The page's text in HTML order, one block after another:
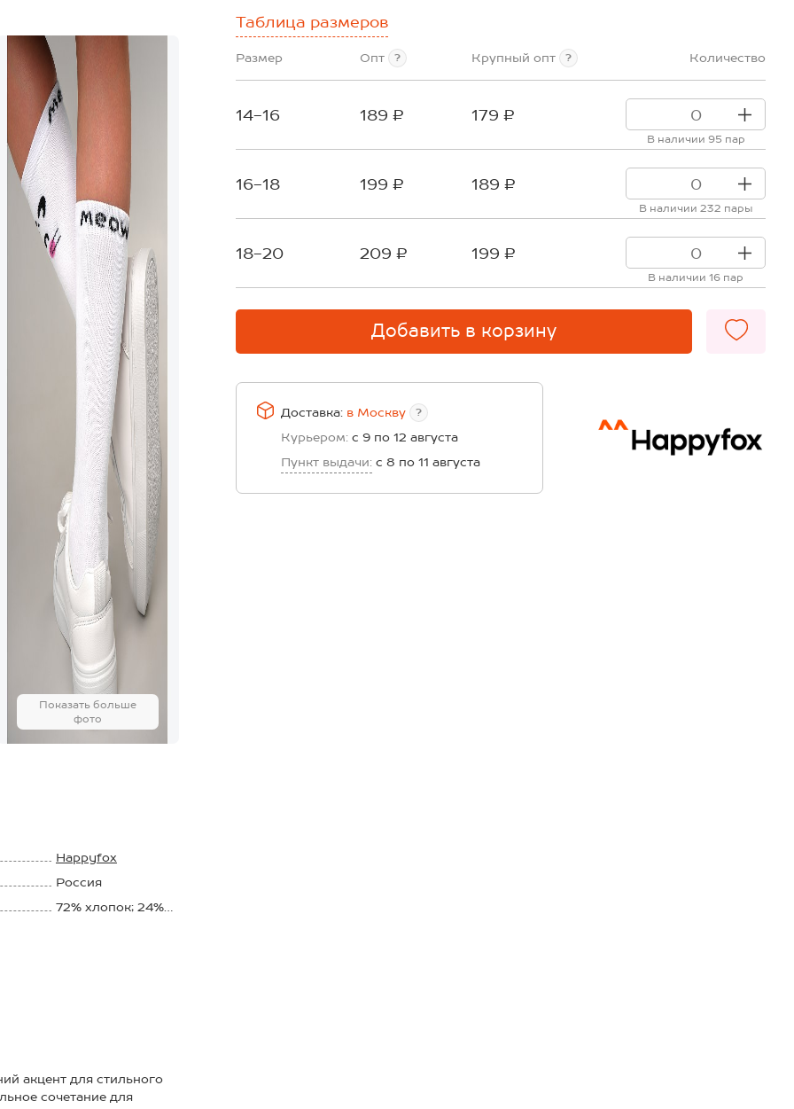
Показать больше
фото
Таблица размеров
Размер Опт ? Крупный опт ? Количество
14-16 189 ₽ 179 ₽
В наличии 95 пар
16-18 199 ₽ 189 ₽
В наличии 232 пары
18-20 209 ₽ 199 ₽
В наличии 16 пар
Добавить в корзину
Доставка: в Москву ?
Курьером: с 9 по 12 августа
Пункт выдачи: с 8 по 11 августа
Happyfox
Россия
72% хлопок; 24%
акцент для стильного
сочетание для